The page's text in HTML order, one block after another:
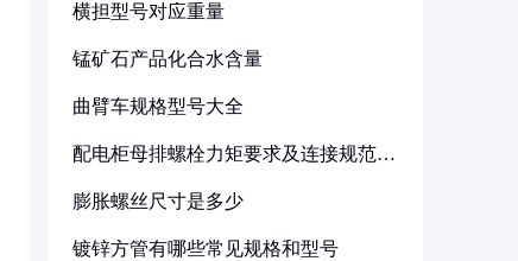
横担型号对应重量
锰矿石产品化合水含量
曲臂车规格型号大全
配电柜母排螺栓力矩要求及连接规范详
膨胀螺丝尺寸是多少
镀锌方管有哪些常见规格和型号